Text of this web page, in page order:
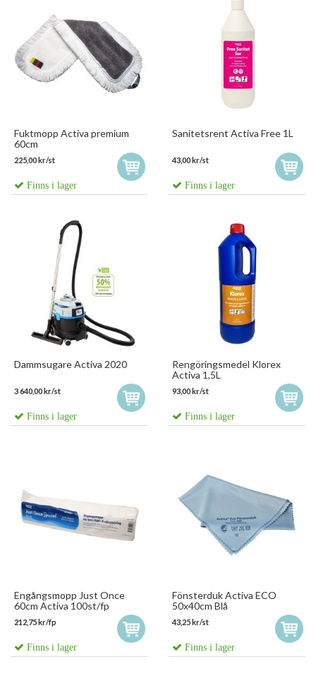
Fuktmopp Activa premium
60cm
225,00 kr/st
Finns i lager
Sanitetsrent Activa Free 1L
43,00 kr/st
Finns i lager
Dammsugare Activa 2020
3 640,00 kr/st
Finns i lager
Rengöringsmedel Klorex
Activa 1,5L
93,00 kr/st
Finns i lager
Engångsmopp Just Once
60cm Activa 100st/fp
212,75 kr/fp
Finns i lager
Fönsterduk Activa ECO
50x40cm Blå
43,25 kr/st
Finns i lager